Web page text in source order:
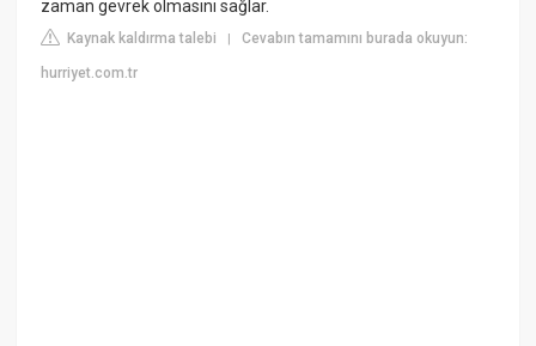
zaman gevrek olmasını sağlar.
Kaynak kaldırma talebi |Cevabın tamamını burada okuyun:
hurriyet.com.tr